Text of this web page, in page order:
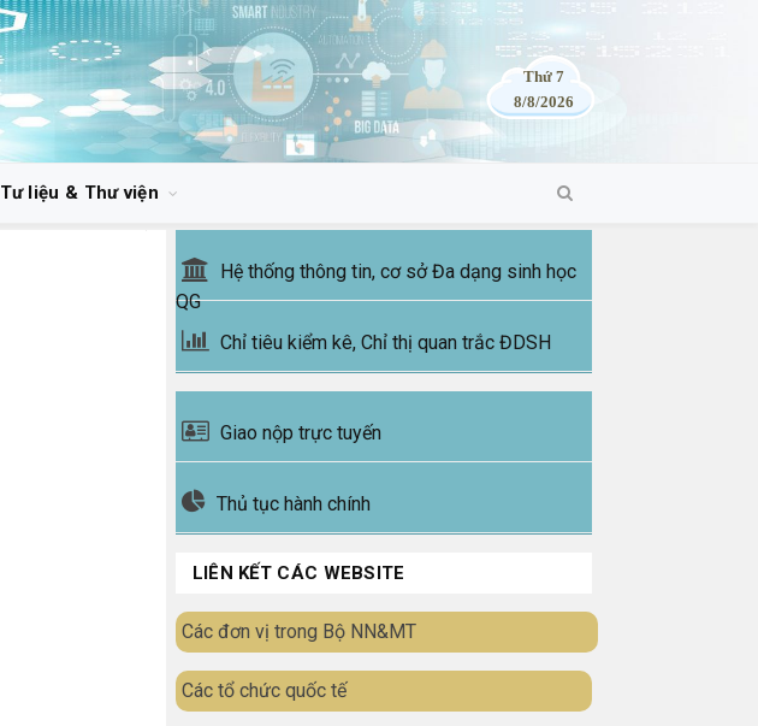
Thứ 7
8/8/2026
Tư liệu & Thư viện
Hệ thống thông tin, cơ sở Đa dạng sinh học
QG
Chỉ tiêu kiểm kê, Chỉ thị quan trắc ĐDSH
Giao nộp trực tuyến
Thủ tục hành chính
LIÊN KẾT CÁC WEBSITE
Các đơn vị trong Bộ NN&MT
Các tổ chức quốc tế